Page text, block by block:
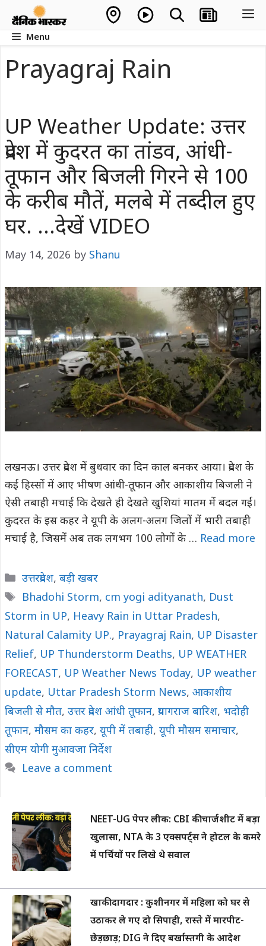
contentMenu
Prayagraj Rain
UP Weather Update: उत्तर
प्रदेश में कुदरत का तांडव, आंधी-
तूफान और बिजली गिरने से 100
के करीब मौतें, मलबे में तब्दील हुए
घर. …देखें VIDEO
May 14, 2026 by Shanu
लखनऊ। उत्तर प्रदेश में बुधवार का दिन काल बनकर आया। प्रदेश के
कई हिस्सों में आए भीषण आंधी-तूफान और आकाशीय बिजली ने
ऐसी तबाही मचाई कि देखते ही देखते खुशियां मातम में बदल गईं।
कुदरत के इस कहर ने यूपी के अलग-अलग जिलों में भारी तबाही
मचाई है, जिसमें अब तक लगभग 100 लोगों के … Read more
Categories
उत्तरप्रदेश, बड़ी खबर
Tags
Bhadohi Storm, cm yogi adityanath, Dust
Storm in UP, Heavy Rain in Uttar Pradesh,
Natural Calamity UP., Prayagraj Rain, UP Disaster
Relief, UP Thunderstorm Deaths, UP WEATHER
FORECAST, UP Weather News Today, UP weather
update, Uttar Pradesh Storm News, आकाशीय
बिजली से मौत, उत्तर प्रदेश आंधी तूफान, प्रयागराज बारिश, भदोही
तूफान, मौसम का कहर, यूपी में तबाही, यूपी मौसम समाचार,
सीएम योगी मुआवजा निर्देश
Leave a comment
NEET-UG पेपर लीक: CBI की चार्जशीट में बड़ा
खुलासा, NTA के 3 एक्सपर्ट्स ने होटल के कमरे
में पर्चियों पर लिखे थे सवाल
खाकी दागदार : कुशीनगर में महिला को घर से
उठाकर ले गए दो सिपाही, रास्ते में मारपीट-
छेड़छाड़; DIG ने दिए बर्खास्तगी के आदेश